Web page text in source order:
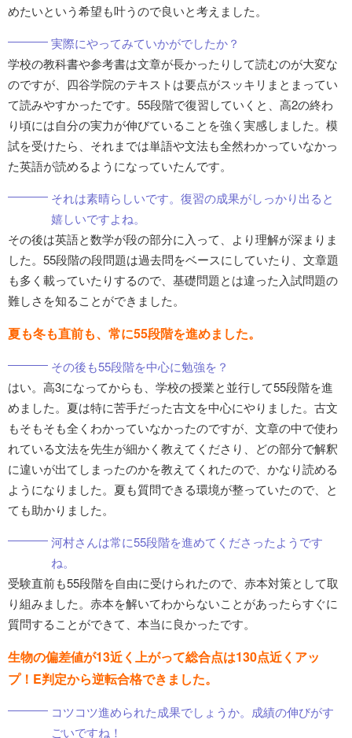
めたいという希望も叶うので良いと考えました。
実際にやってみていかがでしたか？
学校の教科書や参考書は文章が長かったりして読むのが大変な
のですが、四谷学院のテキストは要点がスッキリまとまってい
て読みやすかったです。55段階で復習していくと、高2の終わ
り頃には自分の実力が伸びていることを強く実感しました。模
試を受けたら、それまでは単語や文法も全然わかっていなかっ
た英語が読めるようになっていたんです。
それは素晴らしいです。復習の成果がしっかり出ると
嬉しいですよね。
その後は英語と数学が段の部分に入って、より理解が深まりま
した。55段階の段問題は過去問をベースにしていたり、文章題
も多く載っていたりするので、基礎問題とは違った入試問題の
難しさを知ることができました。
夏も冬も直前も、常に55段階を進めました。
その後も55段階を中心に勉強を？
はい。高3になってからも、学校の授業と並行して55段階を進
めました。夏は特に苦手だった古文を中心にやりました。古文
もそもそも全くわかっていなかったのですが、文章の中で使わ
れている文法を先生が細かく教えてくださり、どの部分で解釈
に違いが出てしまったのかを教えてくれたので、かなり読める
ようになりました。夏も質問できる環境が整っていたので、と
ても助かりました。
河村さんは常に55段階を進めてくださったようです
ね。
受験直前も55段階を自由に受けられたので、赤本対策として取
り組みました。赤本を解いてわからないことがあったらすぐに
質問することができて、本当に良かったです。
生物の偏差値が13近く上がって総合点は130点近くアッ
プ！E判定から逆転合格できました。
コツコツ進められた成果でしょうか。成績の伸びがす
ごいですね！